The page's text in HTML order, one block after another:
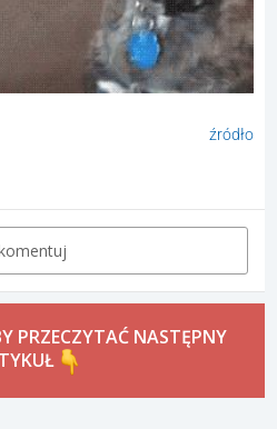
źródło
PRZECZYTAĆ NASTĘPNY